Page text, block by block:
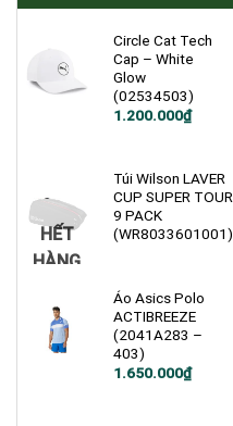
Circle Cat Tech
Cap – White
Glow
(02534503)
1.200.000₫
HẾT
HÀNG
Túi Wilson LAVER
CUP SUPER TOUR
9 PACK
(WR8033601001)
Áo Asics Polo
ACTIBREEZE
(2041A283 –
403)
1.650.000₫